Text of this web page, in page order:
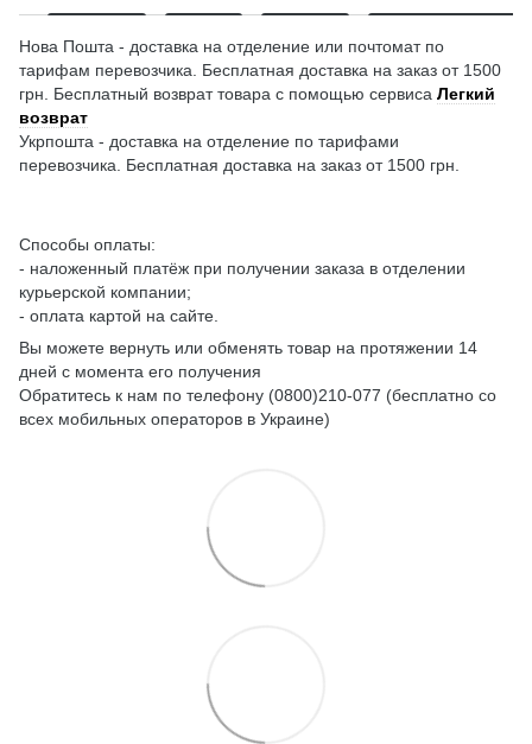
Нова Пошта - доставка на отделение или почтомат по
тарифам перевозчика. Бесплатная доставка на заказ от 1500
грн. Бесплатный возврат товара с помощью сервиса Легкий
возврат
Укрпошта - доставка на отделение по тарифами
перевозчика. Бесплатная доставка на заказ от 1500 грн.
Способы оплаты:
- наложенный платёж при получении заказа в отделении
курьерской компании;
- оплата картой на сайте.
Вы можете вернуть или обменять товар на протяжении 14
дней с момента его получения
Обратитесь к нам по телефону (0800)210-077 (бесплатно со
всех мобильных операторов в Украине)